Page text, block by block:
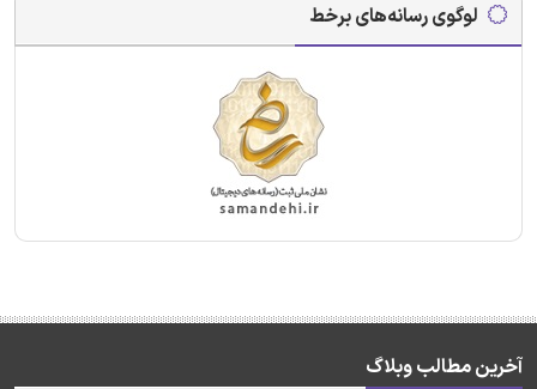
لوگوی رسانه‌های برخط
آخرین مطالب وبلاگ